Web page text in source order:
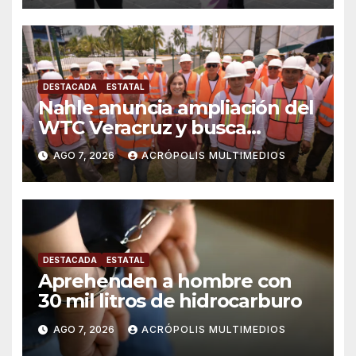
DESTACADA ESTATAL
Nahle anuncia ampliación del
WTC Veracruz y busca
solución para ingenio en crisis
AGO 7, 2026 ACRÓPOLIS MULTIMEDIOS
DESTACADA ESTATAL
Aprehenden a hombre con
30 mil litros de hidrocarburo
AGO 7, 2026 ACRÓPOLIS MULTIMEDIOS